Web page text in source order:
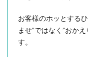
お客様のホッとする
ませ”ではなく”おか
す。